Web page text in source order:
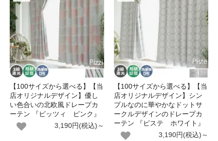
【100サイズから選べる】【当
店オリジナルデザイン】優し
い色合いの北欧風ドレープカ
ーテン 『ピッツィ ピンク』
3,190円(税込)～
【100サイズから選べる】【当
店オリジナルデザイン】シン
プルなのに華やかなドットサ
ークルデザインのドレープカ
ーテン 『ピステ ホワイト』
3,190円(税込)～